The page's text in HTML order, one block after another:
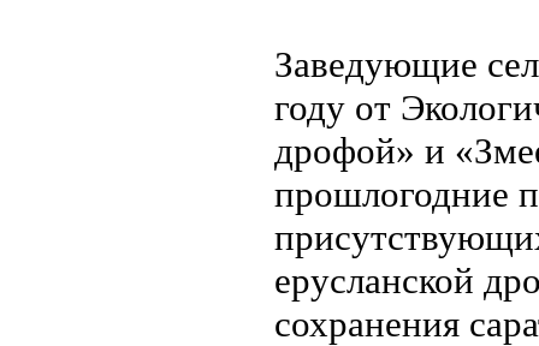
Заведующие
году от
дрофой» и
прошлогодние
ерусланской
сохранения